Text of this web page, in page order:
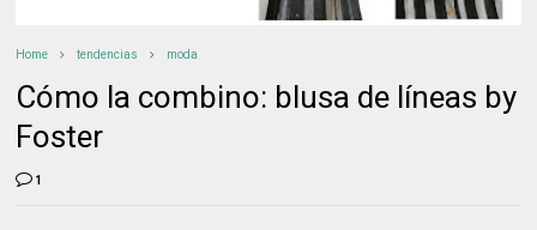
Home tendencias moda
Cómo la combino: blusa de líneas by
Foster
1